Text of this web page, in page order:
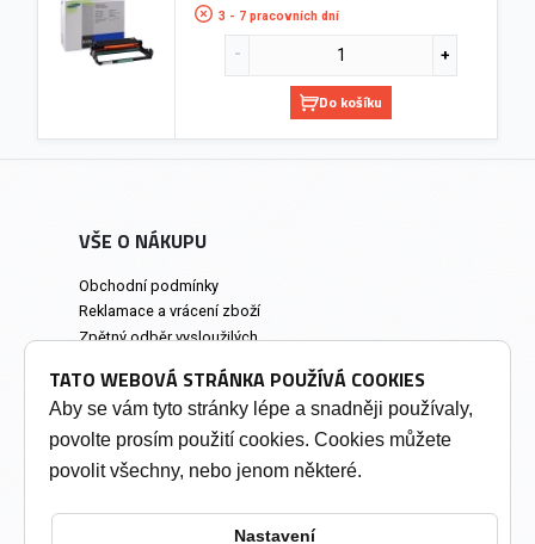
3 - 7 pracovních dní
Do košíku
VŠE O NÁKUPU
Obchodní podmínky
Reklamace a vrácení zboží
Zpětný odběr vysloužilých
Prodejna a osobní odběr
INFORMACE
TATO WEBOVÁ STRÁNKA POUŽÍVÁ COOKIES
Aby se vám tyto stránky lépe a snadněji používaly,
povolte prosím použití cookies. Cookies můžete
povolit všechny, nebo jenom některé.
Nastavení